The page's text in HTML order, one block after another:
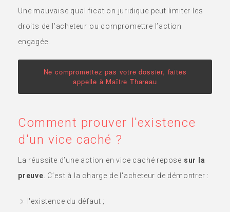
Une mauvaise qualification juridique peut limiter les
droits de l’acheteur ou compromettre l’action
engagée.
Ne compromettez pas votre dossier, faites
appelle à Maître Thareau
Comment prouver l'existence
d'un vice caché ?
La réussite d’une action en vice caché repose sur la
preuve . C’est à la charge de l'acheteur de démontrer :
l'existence du défaut ;